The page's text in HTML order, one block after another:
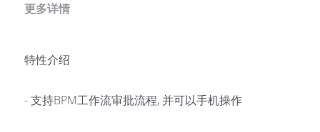
更多详情
特性介绍
- 支持BPM工作流审批流程, 并可以手机操作